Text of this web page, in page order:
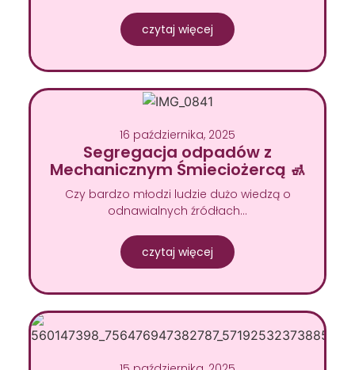
czytaj więcej
16 października, 2025
Segregacja odpadów z
Mechanicznym Śmieciożercą 🚮
Czy bardzo młodzi ludzie dużo wiedzą o
odnawialnych źródłach…
czytaj więcej